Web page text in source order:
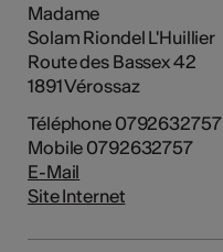
Madame
Solam Riondel L'Huillier
Route des Bassex 42
1891 Vérossaz
Téléphone 0792632757
Mobile 0792632757
E-Mail
Site Internet